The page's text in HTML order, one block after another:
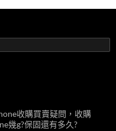
收購買賣疑問，收購
幾g?保固還有多久?